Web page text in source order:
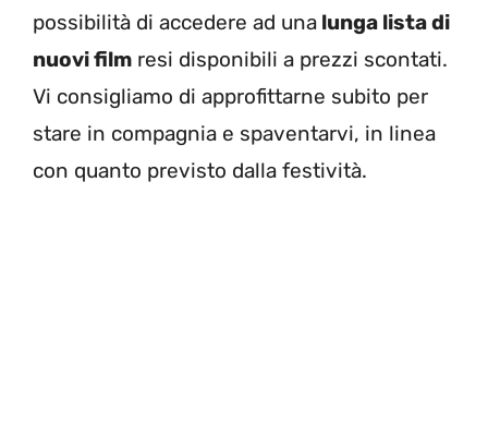
possibilità di accedere ad una lunga lista di
nuovi film resi disponibili a prezzi scontati.
Vi consigliamo di approfittarne subito per
stare in compagnia e spaventarvi, in linea
con quanto previsto dalla festività.